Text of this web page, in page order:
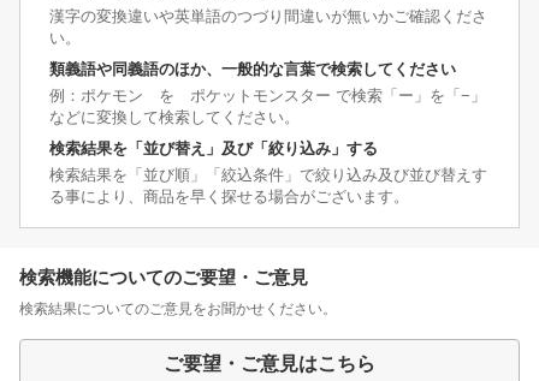
漢字の変換違いや英単語のつづり間違いが無いかご確認くださ
い。
類義語や同義語のほか、一般的な言葉で検索してください
例：ポケモン を ポケットモンスター で検索「ー」を「−」
などに変換して検索してください。
検索結果を「並び替え」及び「絞り込み」する
検索結果を「並び順」「絞込条件」で絞り込み及び並び替えす
る事により、商品を早く探せる場合がございます。
検索機能についてのご要望・ご意見
検索結果についてのご意見をお聞かせください。
ご要望・ご意見はこちら